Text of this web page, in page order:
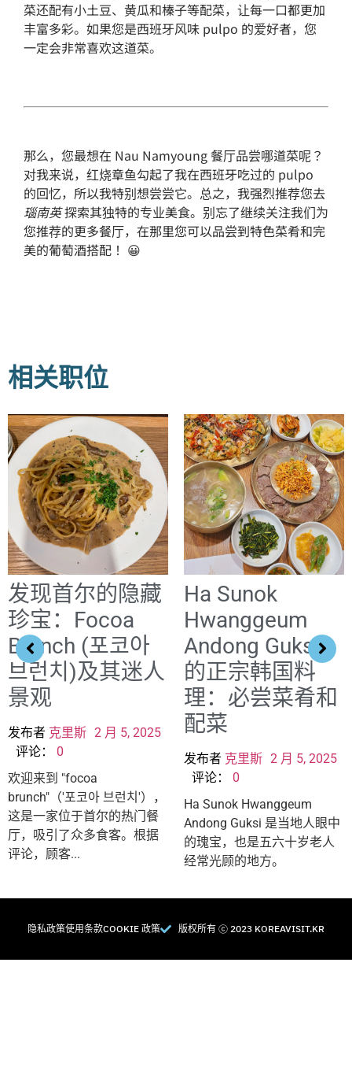
菜还配有小土豆、黄瓜和榛子等配菜，让每一口都更加
丰富多彩。如果您是西班牙风味 pulpo 的爱好者，您
一定会非常喜欢这道菜。
那么，您最想在 Nau Namyoung 餐厅品尝哪道菜呢？
对我来说，红烧章鱼勾起了我在西班牙吃过的 pulpo
的回忆，所以我特别想尝尝它。总之，我强烈推荐您去
瑙南英探索其独特的专业美食。别忘了继续关注我们为
您推荐的更多餐厅，在那里您可以品尝到特色菜肴和完
美的葡萄酒搭配！ 😀
相关职位
发现首尔的隐藏
珍宝：Focoa
Brunch (포코아
브런치)及其迷人
景观
发布者 克里斯 2 月 5, 2025
评论： 0
欢迎来到 "focoa
brunch"（'포코아 브런치'），
这是一家位于首尔的热门餐
厅，吸引了众多食客。根据
评论，顾客...
Ha Sunok
Hwanggeum
Andong Guksi
的正宗韩国料
理：必尝菜肴和
配菜
发布者 克里斯 2 月 5, 2025
评论： 0
Ha Sunok Hwanggeum
Andong Guksi 是当地人眼中
的瑰宝，也是五六十岁老人
经常光顾的地方。
隐私政策使用条款COOKIE 政策 版权所有 Ⓒ 2023 KOREAVISIT.KR